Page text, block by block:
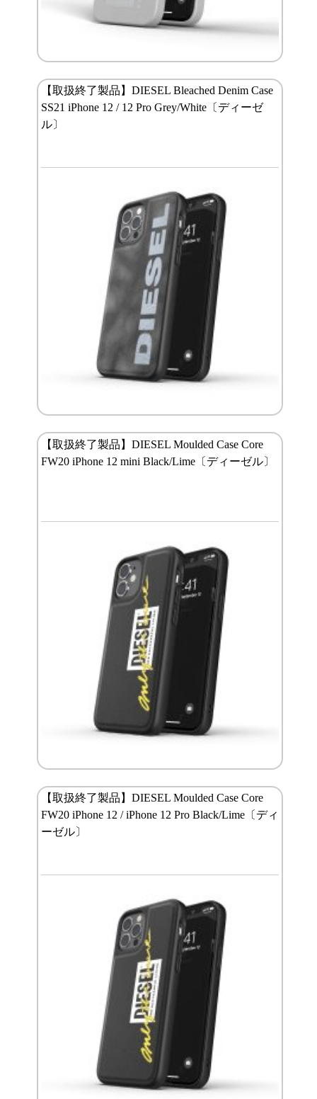
【取扱終了製品】DIESEL Bleached Denim Case
SS21 iPhone 12 / 12 Pro Grey/White〔ディーゼ
ル〕
【取扱終了製品】DIESEL Moulded Case Core
FW20 iPhone 12 mini Black/Lime〔ディーゼル〕
【取扱終了製品】DIESEL Moulded Case Core
FW20 iPhone 12 / iPhone 12 Pro Black/Lime〔ディ
ーゼル〕